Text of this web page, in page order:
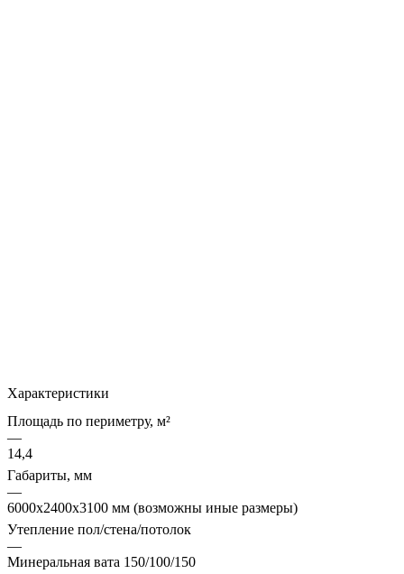
Характеристики
Площадь по периметру, м²
—
14,4
Габариты, мм
—
6000х2400х3100 мм (возможны иные размеры)
Утепление пол/стена/потолок
—
Минеральная вата 150/100/150